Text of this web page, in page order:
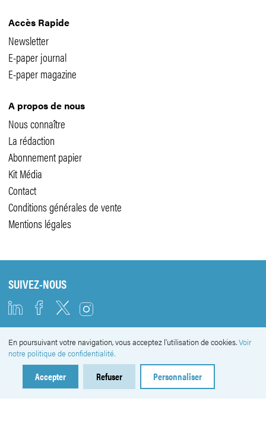
Accès Rapide
Newsletter
E-paper journal
E-paper magazine
A propos de nous
Nous connaître
La rédaction
Abonnement papier
Kit Média
Contact
Conditions générales de vente
Mentions légales
SUIVEZ-NOUS
NEWSLETTER
En poursuivant votre navigation, vous acceptez l'utilisation de cookies.Voir
notre politique de confidentialité.
Accepter Refuser Personnaliser